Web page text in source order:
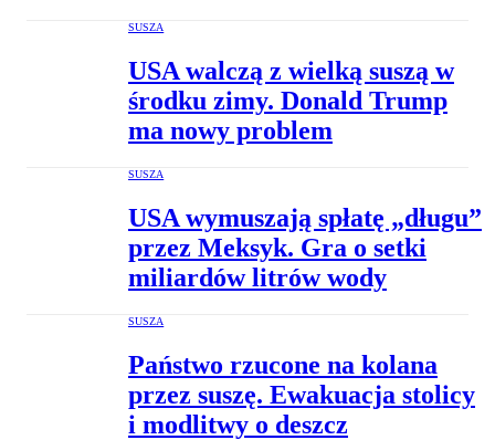
SUSZA
USA walczą z wielką suszą w
środku zimy. Donald Trump
ma nowy problem
SUSZA
USA wymuszają spłatę „długu”
przez Meksyk. Gra o setki
miliardów litrów wody
SUSZA
Państwo rzucone na kolana
przez suszę. Ewakuacja stolicy
i modlitwy o deszcz